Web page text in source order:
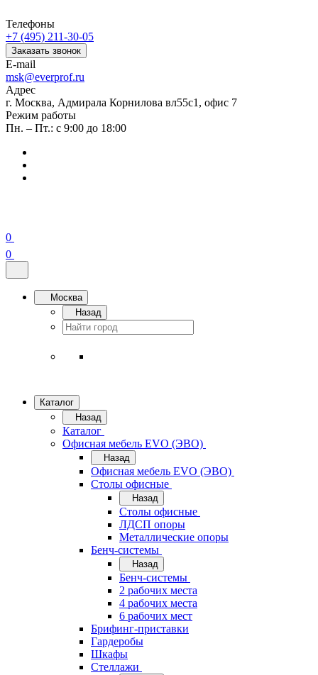
Телефоны
+7 (495) 211-30-05
Заказать звонок
E-mail
msk@everprof.ru
Адрес
г. Москва, Адмирала Корнилова вл55с1, офис 7
Режим работы
Пн. – Пт.: с 9:00 до 18:00
0
0
Москва
Назад
Каталог
Назад
Каталог
Офисная мебель EVO (ЭВО)
Назад
Офисная мебель EVO (ЭВО)
Cтолы офисные
Назад
Cтолы офисные
ЛДСП опоры
Металлические опоры
Бенч-системы
Назад
Бенч-системы
2 рабочих места
4 рабочих места
6 рабочих мест
Брифинг-приставки
Гардеробы
Шкафы
Стеллажи